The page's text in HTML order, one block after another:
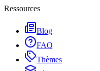
Ressources
Blog
FAQ
Thèmes